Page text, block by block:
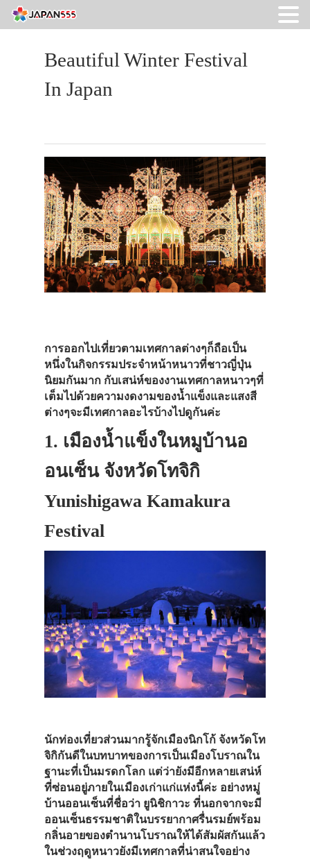
Beautiful Winter Festival
In Japan
การออกไปเที่ยวตามเทศกาลต่างๆก็ถือเป็น
หนึ่งในกิจกรรมประจำหน้าหนาวที่ชาวญี่ปุ่น
นิยมกันมาก กับเสน่ห์ของงานเทศกาลหนาวๆที่
เต็มไปด้วยความงดงามของน้ำแข็งและแสงสี
ต่างๆจะมีเทศกาลอะไรบ้างไปดูกันค่ะ
1. เมืองน้ำแข็งในหมูบ้านอ
อนเซ็น จังหวัดโทจิกิ
Yunishigawa Kamakura
Festival
นักท่องเที่ยวส่วนมากรู้จักเมืองนิกโก้ จังหวัดโท
จิกิกันดีในบทบาทของการเป็นเมืองโบราณใน
ฐานะที่เป็นมรดกโลก แต่ว่ายังมีอีกหลายเสน่ห์
ที่ซ่อนอยู่ภายในเมืองเก่าแก่แห่งนี้ค่ะ อย่างหมู่
บ้านออนเซ็นที่ชื่อว่า ยูนิชิกาวะ ที่นอกจากจะมี
ออนเซ็นธรรมชาติในบรรยากาศรื่นรมย์พร้อม
กลิ่นอายของตำนานโบราณให้ได้สัมผัสกันแล้ว
ในช่วงฤดูหนาวยังมีเทศกาลที่น่าสนใจอย่าง